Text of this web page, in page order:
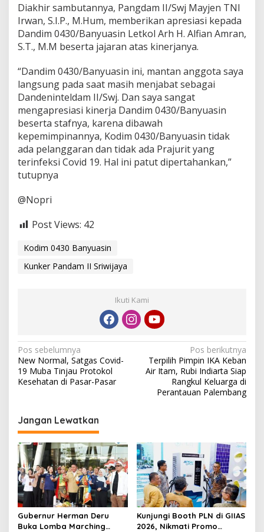
Diakhir sambutannya, Pangdam II/Swj Mayjen TNI
Irwan, S.I.P., M.Hum, memberikan apresiasi kepada
Dandim 0430/Banyuasin Letkol Arh H. Alfian Amran,
S.T., M.M beserta jajaran atas kinerjanya.
“Dandim 0430/Banyuasin ini, mantan anggota saya
langsung pada saat masih menjabat sebagai
Dandeninteldam II/Swj. Dan saya sangat
mengapresiasi kinerja Dandim 0430/Banyuasin
beserta stafnya, karena dibawah
kepemimpinannya, Kodim 0430/Banyuasin tidak
ada pelanggaran dan tidak ada Prajurit yang
terinfeksi Covid 19. Hal ini patut dipertahankan,”
tutupnya
@Nopri
Post Views: 42
Kodim 0430 Banyuasin
Kunker Pandam II Sriwijaya
Ikuti Kami
N
a
v
g
a
s
i
p
o
s
Pos sebelumnya
New Normal, Satgas Covid-
19 Muba Tinjau Protokol
Kesehatan di Pasar-Pasar
Pos berikutnya
Terpilih Pimpin IKA Keban
Air Itam, Rubi Indiarta Siap
Rangkul Keluarga di
Perantauan Palembang
Jangan Lewatkan
Gubernur Herman Deru
Buka Lomba Marching
Kunjungi Booth PLN di GIIAS
2026, Nikmati Promo